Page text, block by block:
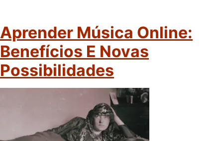
Aprender Música Online:
Benefícios E Novas
Possibilidades